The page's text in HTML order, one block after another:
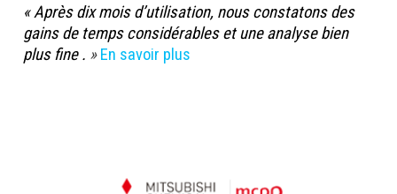
« Après dix mois d’utilisation, nous constatons des
gains de temps considérables et une analyse bien
plus fine . » En savoir plus